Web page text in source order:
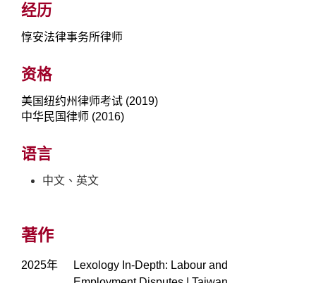
经历
惇安法律事务所律师
资格
美国纽约州律师考试 (2019)
中华民国律师 (2016)
语言
中文、英文
著作
2025年
Lexology In-Depth: Labour and